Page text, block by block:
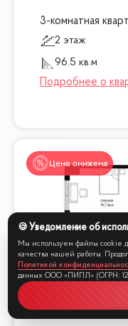
3-комнатная
2 этаж
96.5 кв.м
Цена снижена
🍪 Уведомление об
Мы используем файлы cookie
качества нашей работы.
Политикой
данных ООО «ПИПЛ» (ОГРН: